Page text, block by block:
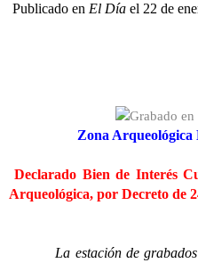
Publicado en El Día el 22 de
Zona
Declarado Bien de Interés
Arqueológica, por Decreto de
La estación de